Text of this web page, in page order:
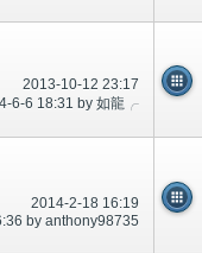
2013-10-12 23:17
6-6 18:31 by 如龍╭
2014-2-18 16:19
by anthony98735